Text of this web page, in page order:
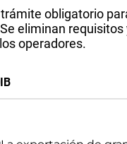
obligatorio
eliminan requisitos
operadores.